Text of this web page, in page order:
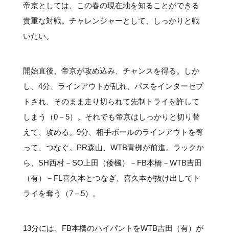
帝京としては、この春の現在地を知ることができる
貴重な対戦。チャレンジャーとして、しっかりと戦
いたい。
開始直後、帝京が攻め込み、チャンスを得る。しか
し、4分、ラインアウトが乱れ、パスをインターセプ
トされ、そのまま走り切られて先制トライを許して
しまう（0－5）。それでも帝京はしっかりと切り替
えて、攻める。9分、相手ボールのラインアウトを奪
って、つなぐ。PR森山、WTB青栁が前進。ラックか
ら、SH西村－SO上田（倭楓）－FB本橋－WTB吉田
（有）－FL喜久本とつなぎ、喜久本が抜け出してト
ライを奪う（7－5）。
13分には、FB本橋のハイパントをWTB吉田（有）が